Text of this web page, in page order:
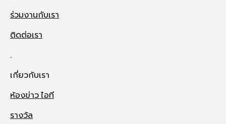
ร่วมงานกับเรา
ติดต่อเรา
.
เกี่ยวกับเรา
ห้องข่าว ไอที
รางวัล